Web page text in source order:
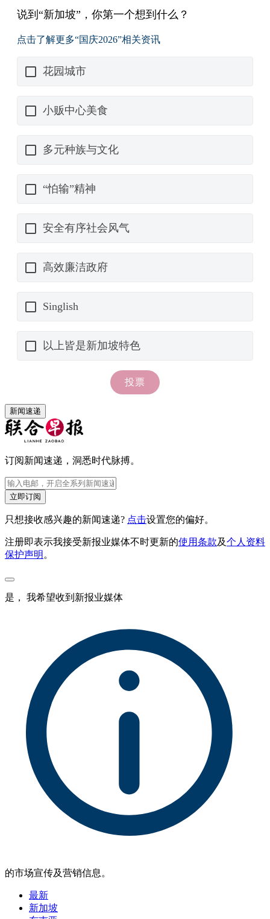
新闻速递
订阅新闻速递，洞悉时代脉搏。
立即订阅
只想接收感兴趣的新闻速递? 点击设置您的偏好。
注册即表示我接受新报业媒体不时更新的使用条款及个人资料
保护声明 。
是， 我希望收到新报业媒体
的市场宣传及营销信息。
最新
新加坡